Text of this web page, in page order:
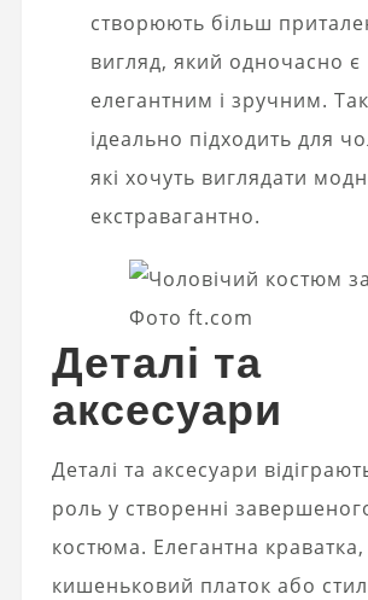
створюють більш
вигляд, який одночасно є
елегантним і зручним.
ідеально підходить для
які хочуть виглядати
екстравагантно.
Фото ft.com
Деталі та
аксесуари
Деталі та аксесуари
роль у створенні
костюма. Елегантна краватка,
кишеньковий платок або